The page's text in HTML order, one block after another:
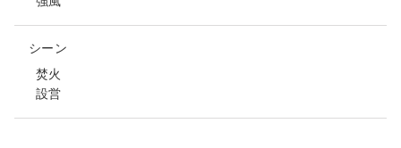
シーン
焚火
設営